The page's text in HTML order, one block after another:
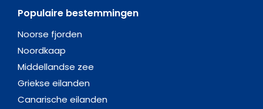
Populaire bestemmingen
Noorse fjorden
Noordkaap
Middellandse zee
Griekse eilanden
Canarische eilanden